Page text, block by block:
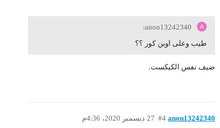
طيب وعلى اوبن كور ؟؟
ضيف نفس الكيكست.
anon13242340 27 ديسمبر 2020، 4:36م #4